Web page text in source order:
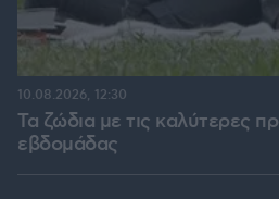
Τα ζώδια με τις καλύτερες
εβδομάδας
10.08.2026, 12:30